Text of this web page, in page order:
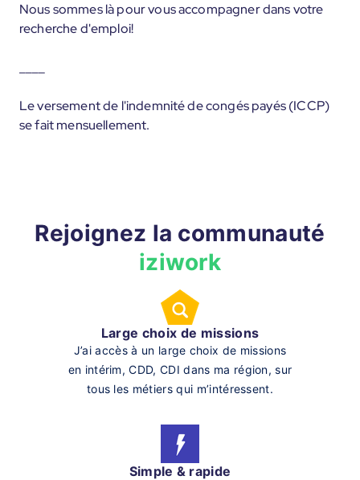
Nous sommes là pour vous accompagner dans votre
recherche d'emploi!
Le versement de l'indemnité de congés payés (ICCP)
se fait mensuellement.
Rejoignez la communauté
iziwork
Large choix de missions
J’ai accès à un large choix de missions
en intérim, CDD, CDI dans ma région, sur
tous les métiers qui m’intéressent.
Simple & rapide